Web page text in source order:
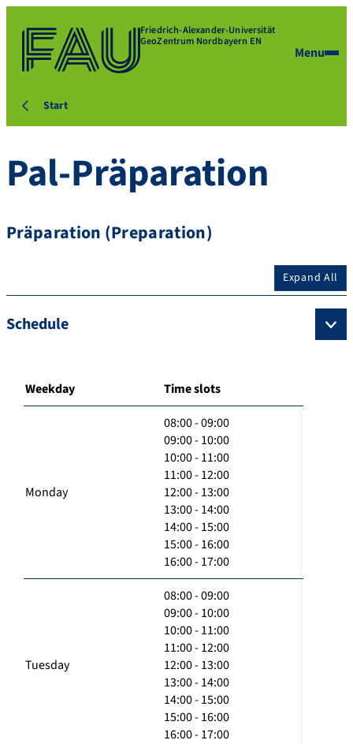
Friedrich-Alexander-Universität
GeoZentrum Nordbayern EN
Menu
Start
Pal-Präparation
Präparation (Preparation)
Expand All
Schedule
Weekday Time slots
Monday
08:00 - 09:00
09:00 - 10:00
10:00 - 11:00
11:00 - 12:00
12:00 - 13:00
13:00 - 14:00
14:00 - 15:00
15:00 - 16:00
16:00 - 17:00
Tuesday
08:00 - 09:00
09:00 - 10:00
10:00 - 11:00
11:00 - 12:00
12:00 - 13:00
13:00 - 14:00
14:00 - 15:00
15:00 - 16:00
16:00 - 17:00